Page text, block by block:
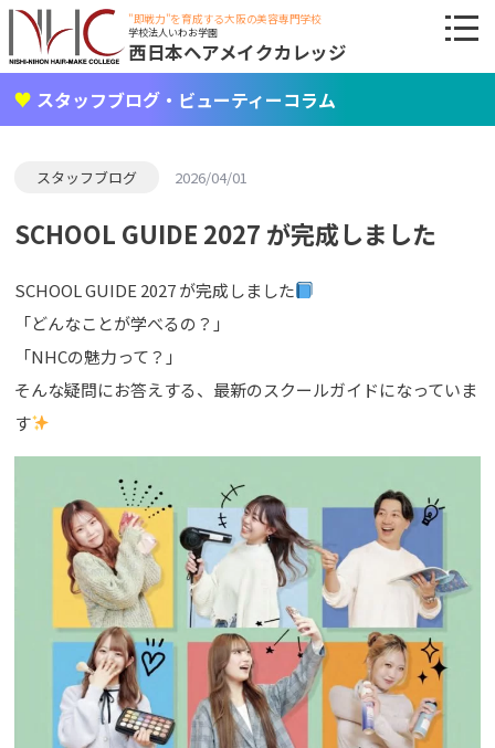
"即戦力"を育成する大阪の美容専門学校
学校法人いわお学園
西日本ヘアメイクカレッジ
スタッフブログ・ビューティーコラム
スタッフブログ 2026/04/01
SCHOOL GUIDE 2027 が完成しました
SCHOOL GUIDE 2027 が完成しました
「どんなことが学べるの？」
「NHCの魅力って？」
そんな疑問にお答えする、最新のスクールガイドになっていま
す